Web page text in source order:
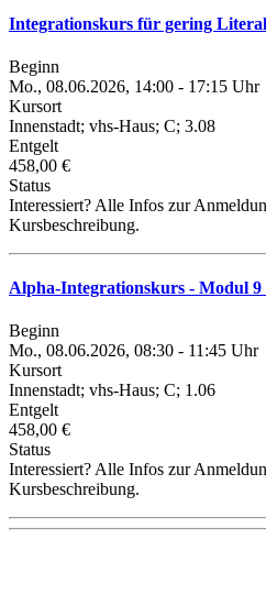
Integrationskurs für gering
Beginn
Mo., 08.06.2026, 14:00 - 17:15 Uhr
Kursort
Innenstadt; vhs-Haus; C; 3.08
Entgelt
458,00 €
Status
Interessiert? Alle Infos zur
Kursbeschreibung.
Alpha-Integrationskurs - Modul 9
Beginn
Mo., 08.06.2026, 08:30 - 11:45 Uhr
Kursort
Innenstadt; vhs-Haus; C; 1.06
Entgelt
458,00 €
Status
Interessiert? Alle Infos zur
Kursbeschreibung.